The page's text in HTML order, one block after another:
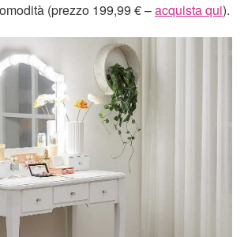
(prezzo 199,99 € –acquista qui).